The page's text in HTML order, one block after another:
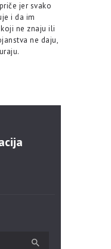
jer svako
i da im
ne znaju ili
ne daju,